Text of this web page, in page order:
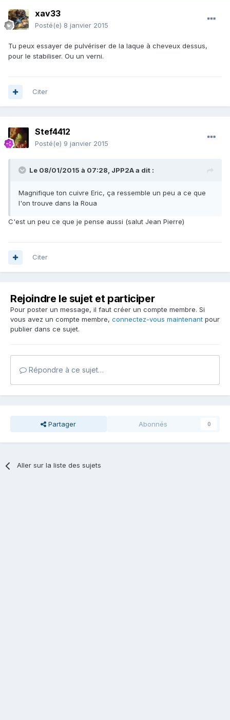
xav33
Posté(e) 8 janvier 2015
Tu peux essayer de pulvériser de la laque à cheveux dessus,
pour le stabiliser. Ou un verni.
Citer
Stef4412
Posté(e) 9 janvier 2015
Le 08/01/2015 à 07:28, JPP2A a dit :
Magnifique ton cuivre Eric, ça ressemble un peu a ce que
l'on trouve dans la Roua
C'est un peu ce que je pense aussi (salut Jean Pierre)
Citer
Rejoindre le sujet et participer
Pour poster un message, il faut créer un compte membre. Si
vous avez un compte membre, connectez-vous maintenant pour
publier dans ce sujet.
Répondre à ce sujet…
Partager Abonnés 0
Aller sur la liste des sujets